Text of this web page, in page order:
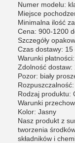
Numer modelu:
Miejsce
Minimalna ilość
Cena: 900-1200
Szczegóły
Czas dostawy:
Warunki
Zdolność
Pozor: biały
Rodzaj produktu:
Warunki
Kolor: Jasny
Nasz produkt z
tworzenia
składników i